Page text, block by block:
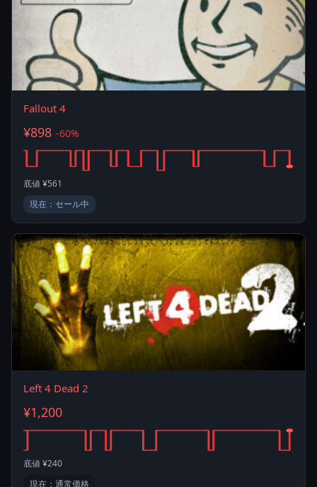
Fallout 4
¥898 -60%
底値 ¥561
現在：セール中
Left 4 Dead 2
¥1,200
底値 ¥240
現在：通常価格